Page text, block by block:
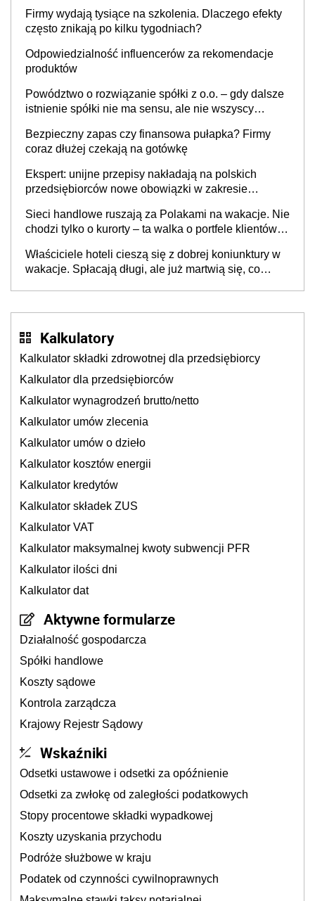
Firmy wydają tysiące na szkolenia. Dlaczego efekty
często znikają po kilku tygodniach?
Odpowiedzialność influencerów za rekomendacje
produktów
Powództwo o rozwiązanie spółki z o.o. – gdy dalsze
istnienie spółki nie ma sensu, ale nie wszyscy
Bezpieczny zapas czy finansowa pułapka? Firmy
coraz dłużej czekają na gotówkę
Ekspert: unijne przepisy nakładają na polskich
przedsiębiorców nowe obowiązki w zakresie
Sieci handlowe ruszają za Polakami na wakacje. Nie
chodzi tylko o kurorty – ta walka o portfele klientów
cichu
Właściciele hoteli cieszą się z dobrej koniunktury w
wakacje. Spłacają długi, ale już martwią się, co
Kalkulatory
Kalkulator składki zdrowotnej dla przedsiębiorcy
Kalkulator dla przedsiębiorców
Kalkulator wynagrodzeń brutto/netto
Kalkulator umów zlecenia
Kalkulator umów o dzieło
Kalkulator kosztów energii
Kalkulator kredytów
Kalkulator składek ZUS
Kalkulator VAT
Kalkulator maksymalnej kwoty subwencji PFR
Kalkulator ilości dni
Kalkulator dat
Aktywne formularze
Działalność gospodarcza
Spółki handlowe
Koszty sądowe
Kontrola zarządcza
Krajowy Rejestr Sądowy
Wskaźniki
Odsetki ustawowe i odsetki za opóźnienie
Odsetki za zwłokę od zaległości podatkowych
Stopy procentowe składki wypadkowej
Koszty uzyskania przychodu
Podróże służbowe w kraju
Podatek od czynności cywilnoprawnych